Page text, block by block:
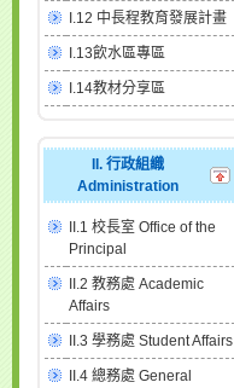
I.12 中長程教育發展計畫
I.13飲水區專區
I.14教材分享區
II. 行政組織
Administration
II.1 校長室 Office of the
Principal
II.2 教務處 Academic
Affairs
II.3 學務處 Student Affairs
II.4 總務處 General